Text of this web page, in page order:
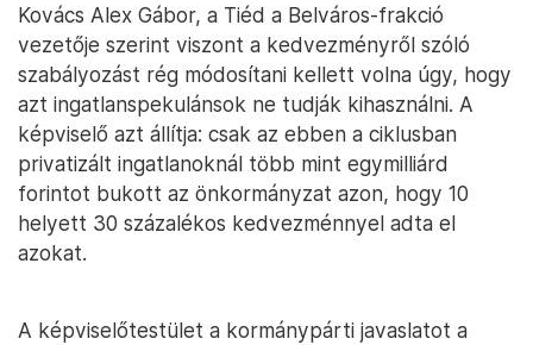
Kovács Alex Gábor, a Tiéd a Belváros-frakció
vezetője szerint viszont a kedvezményről szóló
szabályozást rég módosítani kellett volna úgy, hogy
azt ingatlanspekulánsok ne tudják kihasználni. A
képviselő azt állítja: csak az ebben a ciklusban
privatizált ingatlanoknál több mint egymilliárd
forintot bukott az önkormányzat azon, hogy 10
helyett 30 százalékos kedvezménnyel adta el
azokat.
A képviselőtestület a kormánypárti javaslatot a